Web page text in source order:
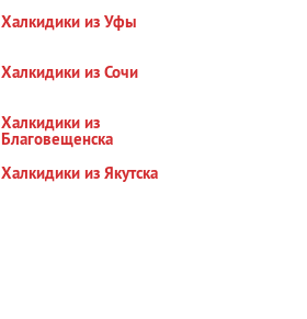
Халкидики из Уфы
Халкидики из Сочи
Халкидики из
Благовещенска
Халкидики из Якутска